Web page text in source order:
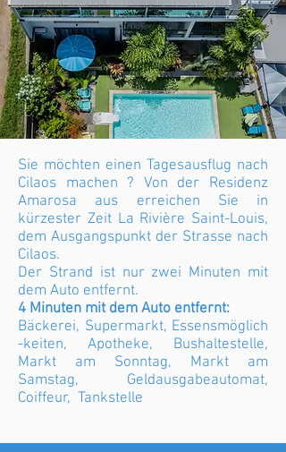
Sie möchten einen Tagesausflug nach
Cilaos machen ? Von der Residenz
Amarosa aus erreichen Sie in
kürzester Zeit La Rivière Saint-Louis,
dem Ausgangspunkt der Strasse nach
Cilaos.
Der Strand ist nur zwei Minuten mit
dem Auto entfernt.
4 Minuten mit dem Auto entfernt:
Bäckerei, Supermarkt, Essensmöglich
-keiten, Apotheke, Bushaltestelle,
Markt am Sonntag, Markt am
Samstag, Geldausgabeautomat,
Coiffeur, Tankstelle